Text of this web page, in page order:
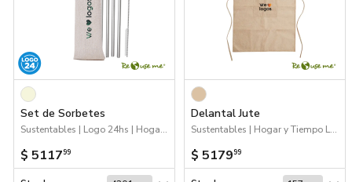
Set de Sorbetes
Sustentables | Logo 24hs | Hogar y Tiempo Libre
$ 511799
Delantal Jute
Sustentables | Hogar y Tiempo Libre | 70%OFF Hogar y Tiempo Libre
$ 517999